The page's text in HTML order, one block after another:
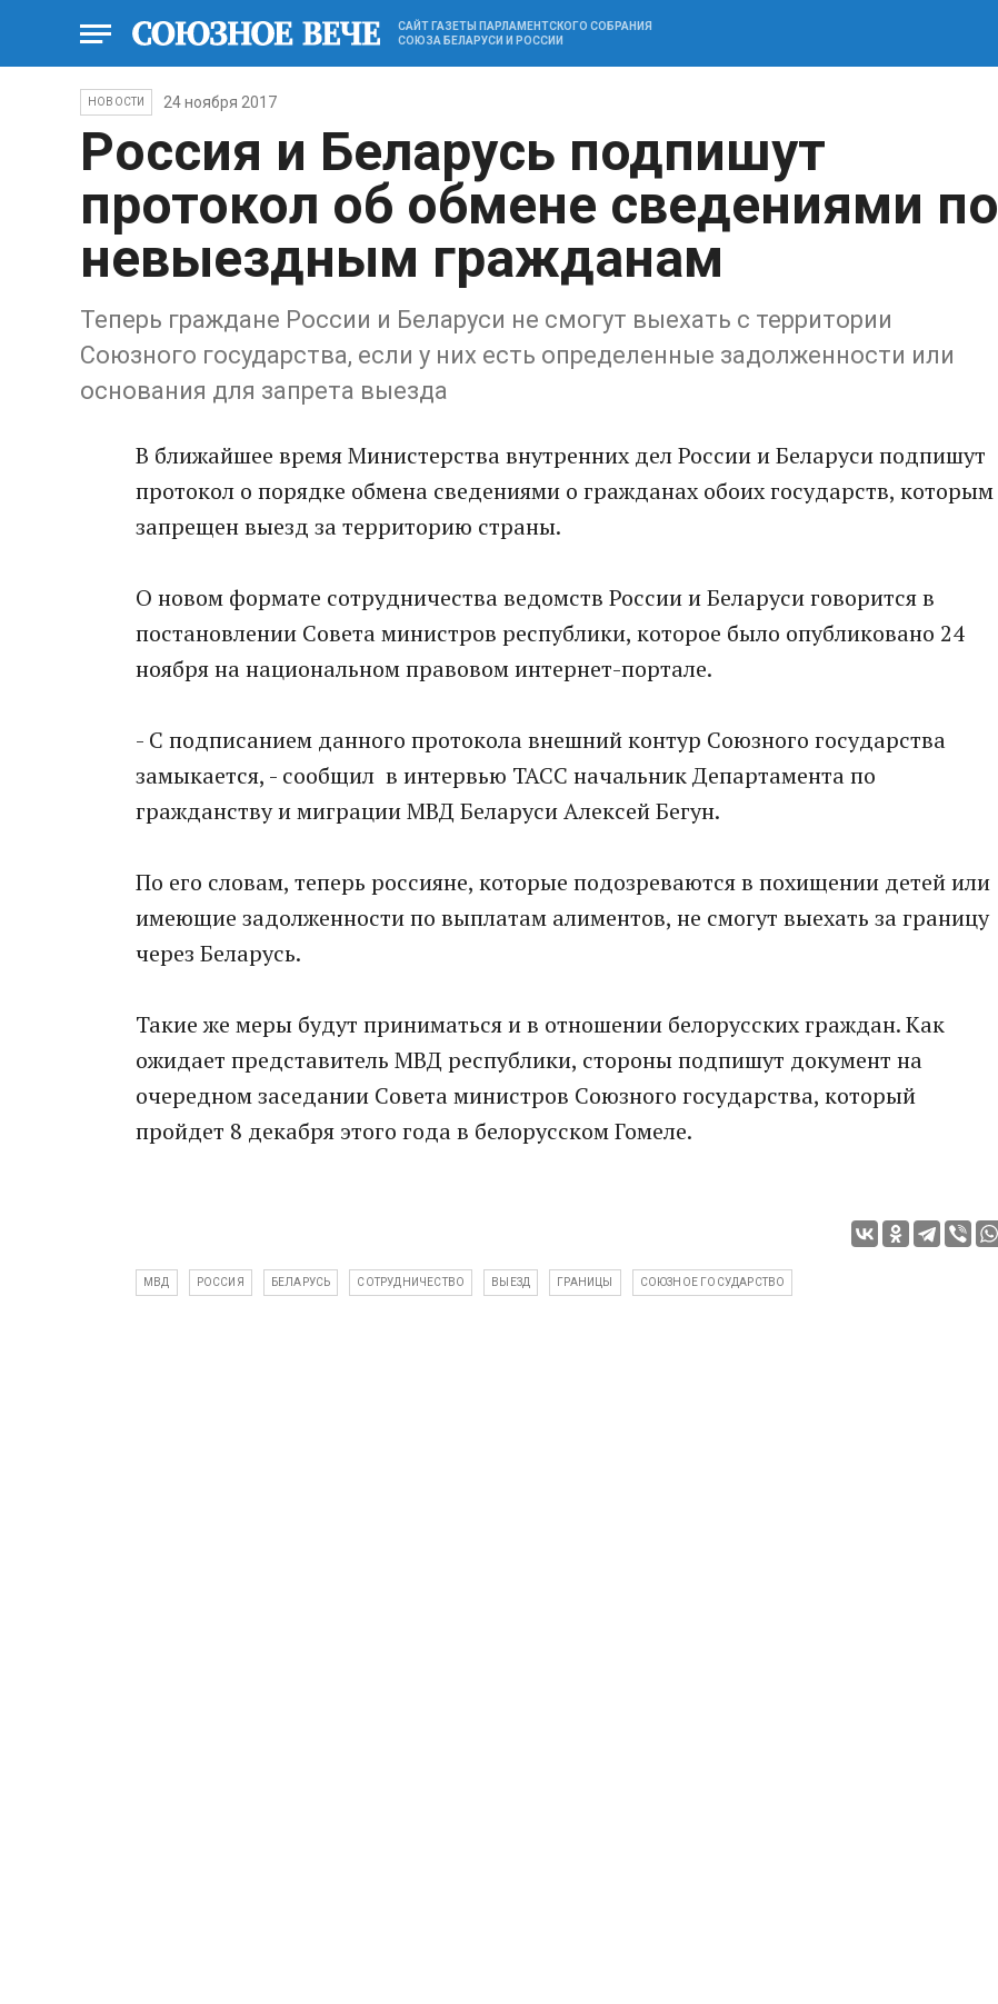
САЙТ ГАЗЕТЫ ПАРЛАМЕНТСКОГО СОБРАНИЯ
СОЮЗА БЕЛАРУСИ И РОССИИ
НОВОСТИ 24 ноября 2017
Россия и Беларусь подпишут
протокол об обмене сведениями по
невыездным гражданам
Теперь граждане России и Беларуси не смогут выехать с территории
Союзного государства, если у них есть определенные задолженности или
основания для запрета выезда
В ближайшее время Министерства внутренних дел России и Беларуси подпишут
протокол о порядке обмена сведениями о гражданах обоих государств, которым
запрещен выезд за территорию страны.
О новом формате сотрудничества ведомств России и Беларуси говорится в
постановлении Совета министров республики, которое было опубликовано 24
ноября на национальном правовом интернет-портале.
- С подписанием данного протокола внешний контур Союзного государства
замыкается, - сообщил в интервью ТАСС начальник Департамента по
гражданству и миграции МВД Беларуси Алексей Бегун.
По его словам, теперь россияне, которые подозреваются в похищении детей или
имеющие задолженности по выплатам алиментов, не смогут выехать за границу
через Беларусь.
Такие же меры будут приниматься и в отношении белорусских граждан. Как
ожидает представитель МВД республики, стороны подпишут документ на
очередном заседании Совета министров Союзного государства, который
пройдет 8 декабря этого года в белорусском Гомеле.
МВД РОССИЯ БЕЛАРУСЬ СОТРУДНИЧЕСТВО ВЫЕЗД ГРАНИЦЫ СОЮЗНОЕ ГОСУДАРСТВО